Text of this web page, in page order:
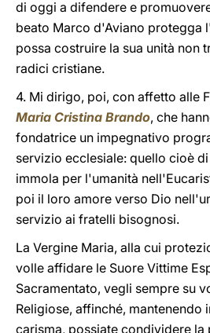
di oggi a difendere e
beato Marco d'Aviano protegga
possa costruire la sua unità non
radici cristiane.
4. Mi dirigo, poi, con affetto alle
Maria Cristina Brando, che
fondatrice un impegnativo
servizio ecclesiale: quello cioè
immola per l'umanità
poi il loro amore verso Dio
servizio ai fratelli bisognosi.
La Vergine Maria, alla cui
volle affidare le Suore Vittime
Sacramentato, vegli sempre su
Religiose, affinché, mantenendo
carisma, possiate condividere la